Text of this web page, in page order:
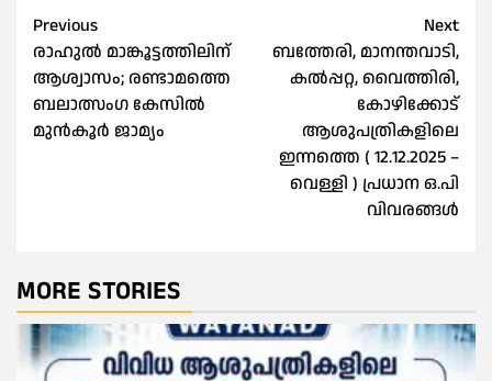
Post
navigation
Previous
രാഹുല്‍ മാങ്കൂട്ടത്തിലിന്
ആശ്വാസം; രണ്ടാമത്തെ
ബലാത്സംഗ കേസില്‍
മുൻകൂര്‍ ജാമ്യം
Next
ബത്തേരി, മാനന്തവാടി,
കൽപ്പറ്റ, വൈത്തിരി,
കോഴിക്കോട്
ആശുപത്രികളിലെ
ഇന്നത്തെ ( 12.12.2025 –
വെള്ളി ) പ്രധാന ഒ.പി
വിവരങ്ങൾ
MORE STORIES